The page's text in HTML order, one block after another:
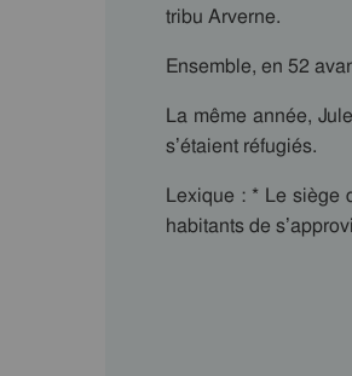
tribu Arverne.
Ensemble, en 52
La même année,
s’étaient réfugiés.
Lexique : * Le siège
habitants de